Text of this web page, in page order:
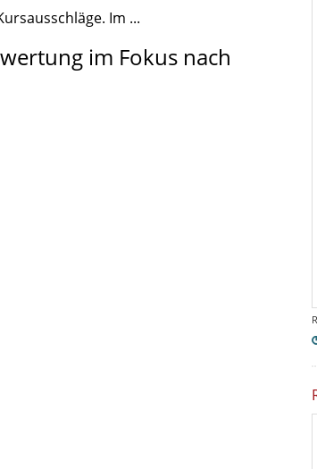
Im ...
im Fokus nach